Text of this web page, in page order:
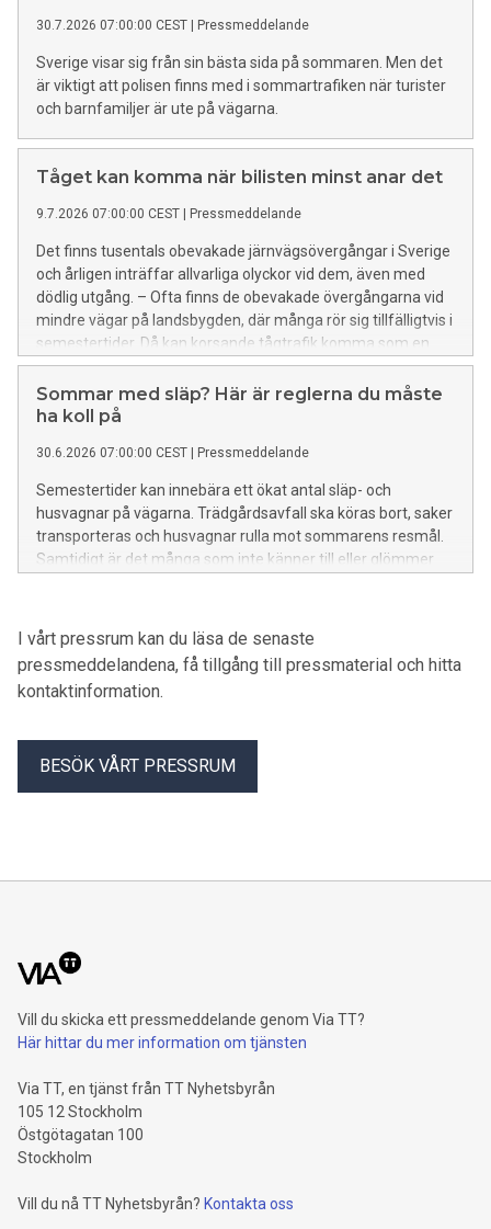
30.7.2026 07:00:00 CEST | Pressmeddelande
Sverige visar sig från sin bästa sida på sommaren. Men det
är viktigt att polisen finns med i sommartrafiken när turister
och barnfamiljer är ute på vägarna.
Tåget kan komma när bilisten minst anar det
9.7.2026 07:00:00 CEST | Pressmeddelande
Det finns tusentals obevakade järnvägsövergångar i Sverige
och årligen inträffar allvarliga olyckor vid dem, även med
dödlig utgång. – Ofta finns de obevakade övergångarna vid
mindre vägar på landsbygden, där många rör sig tillfälligtvis i
semestertider. Då kan korsande tågtrafik komma som en
obehaglig överraskning, säger Heléne Lilja, vd på
Riksförbundet M Sverige.
Sommar med släp? Här är reglerna du måste
ha koll på
30.6.2026 07:00:00 CEST | Pressmeddelande
Semestertider kan innebära ett ökat antal släp- och
husvagnar på vägarna. Trädgårdsavfall ska köras bort, saker
transporteras och husvagnar rulla mot sommarens resmål.
Samtidigt är det många som inte känner till eller glömmer
Sidenvall, trafiksäkerhetsexpert på Riksförbundet M Sverige.
I vårt pressrum kan du läsa de senaste
pressmeddelandena, få tillgång till pressmaterial och hitta
kontaktinformation.
BESÖK VÅRT PRESSRUM
Vill du skicka ett pressmeddelande genom Via TT?
Här hittar du mer information om tjänsten
Via TT, en tjänst från TT Nyhetsbyrån
105 12 Stockholm
Östgötagatan 100
Stockholm
Vill du nå TT Nyhetsbyrån? Kontakta oss